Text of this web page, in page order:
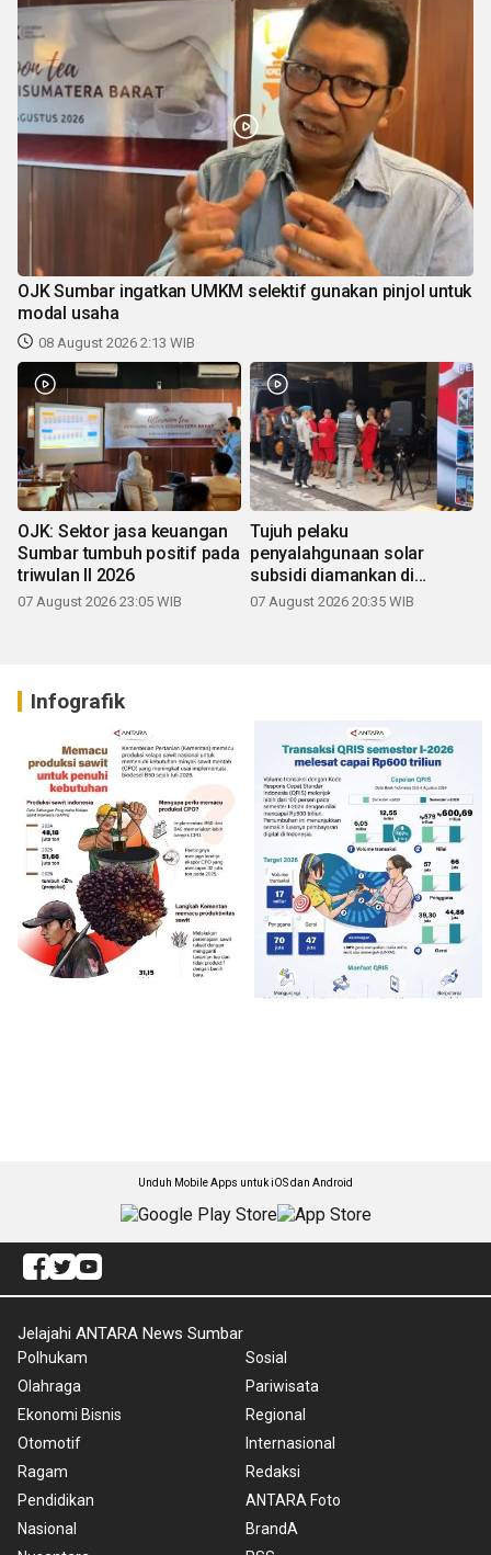
OJK Sumbar ingatkan UMKM selektif gunakan pinjol untuk
modal usaha
08 August 2026 2:13 WIB
OJK: Sektor jasa keuangan
Sumbar tumbuh positif pada
triwulan II 2026
07 August 2026 23:05 WIB
Tujuh pelaku
penyalahgunaan solar
subsidi diamankan di
Sumbar
07 August 2026 20:35 WIB
Infografik
Unduh Mobile Apps untuk iOS dan Android
Jelajahi ANTARA News Sumbar
Polhukam
Olahraga
Ekonomi Bisnis
Otomotif
Ragam
Pendidikan
Nasional
Sosial
Pariwisata
Regional
Internasional
Redaksi
ANTARA Foto
BrandA